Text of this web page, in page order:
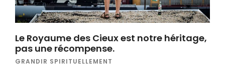
Le Royaume des Cieux est notre héritage,
pas une récompense.
GRANDIR SPIRITUELLEMENT